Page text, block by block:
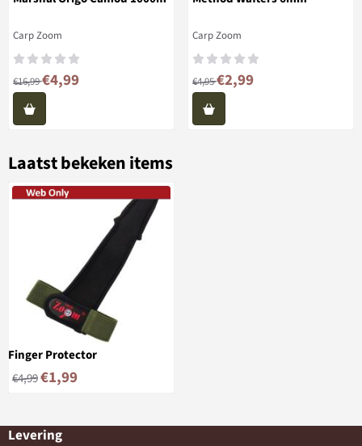
Merk:
Carp Zoom
Van 16,99 voor 4,99
€16,99€4,99
Merk:
Carp Zoom
Van 4,95 voor 2,99
€4,95€2,99
Laatst bekeken items
Finger Protector
€4,99€1,99
Levering